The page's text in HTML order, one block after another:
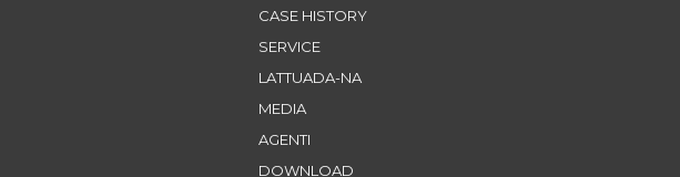
CASE HISTORY
SERVICE
LATTUADA-NA
MEDIA
AGENTI
DOWNLOAD